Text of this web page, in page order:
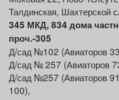
Талдинская, Шахтерской
345 МКД,834 дома
проч.-305
Д/сад №102 (Авиаторов
Д/сад № 257 (Авиаторов
Д/сад №257 (Авиаторов
100),